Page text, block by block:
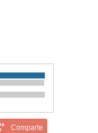
Comparte